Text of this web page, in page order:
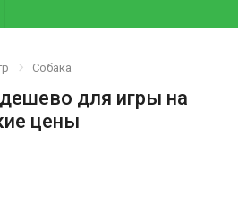
Собака
для игры на
цены